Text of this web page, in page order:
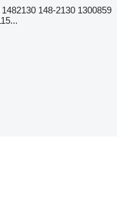
148-2130 1300859